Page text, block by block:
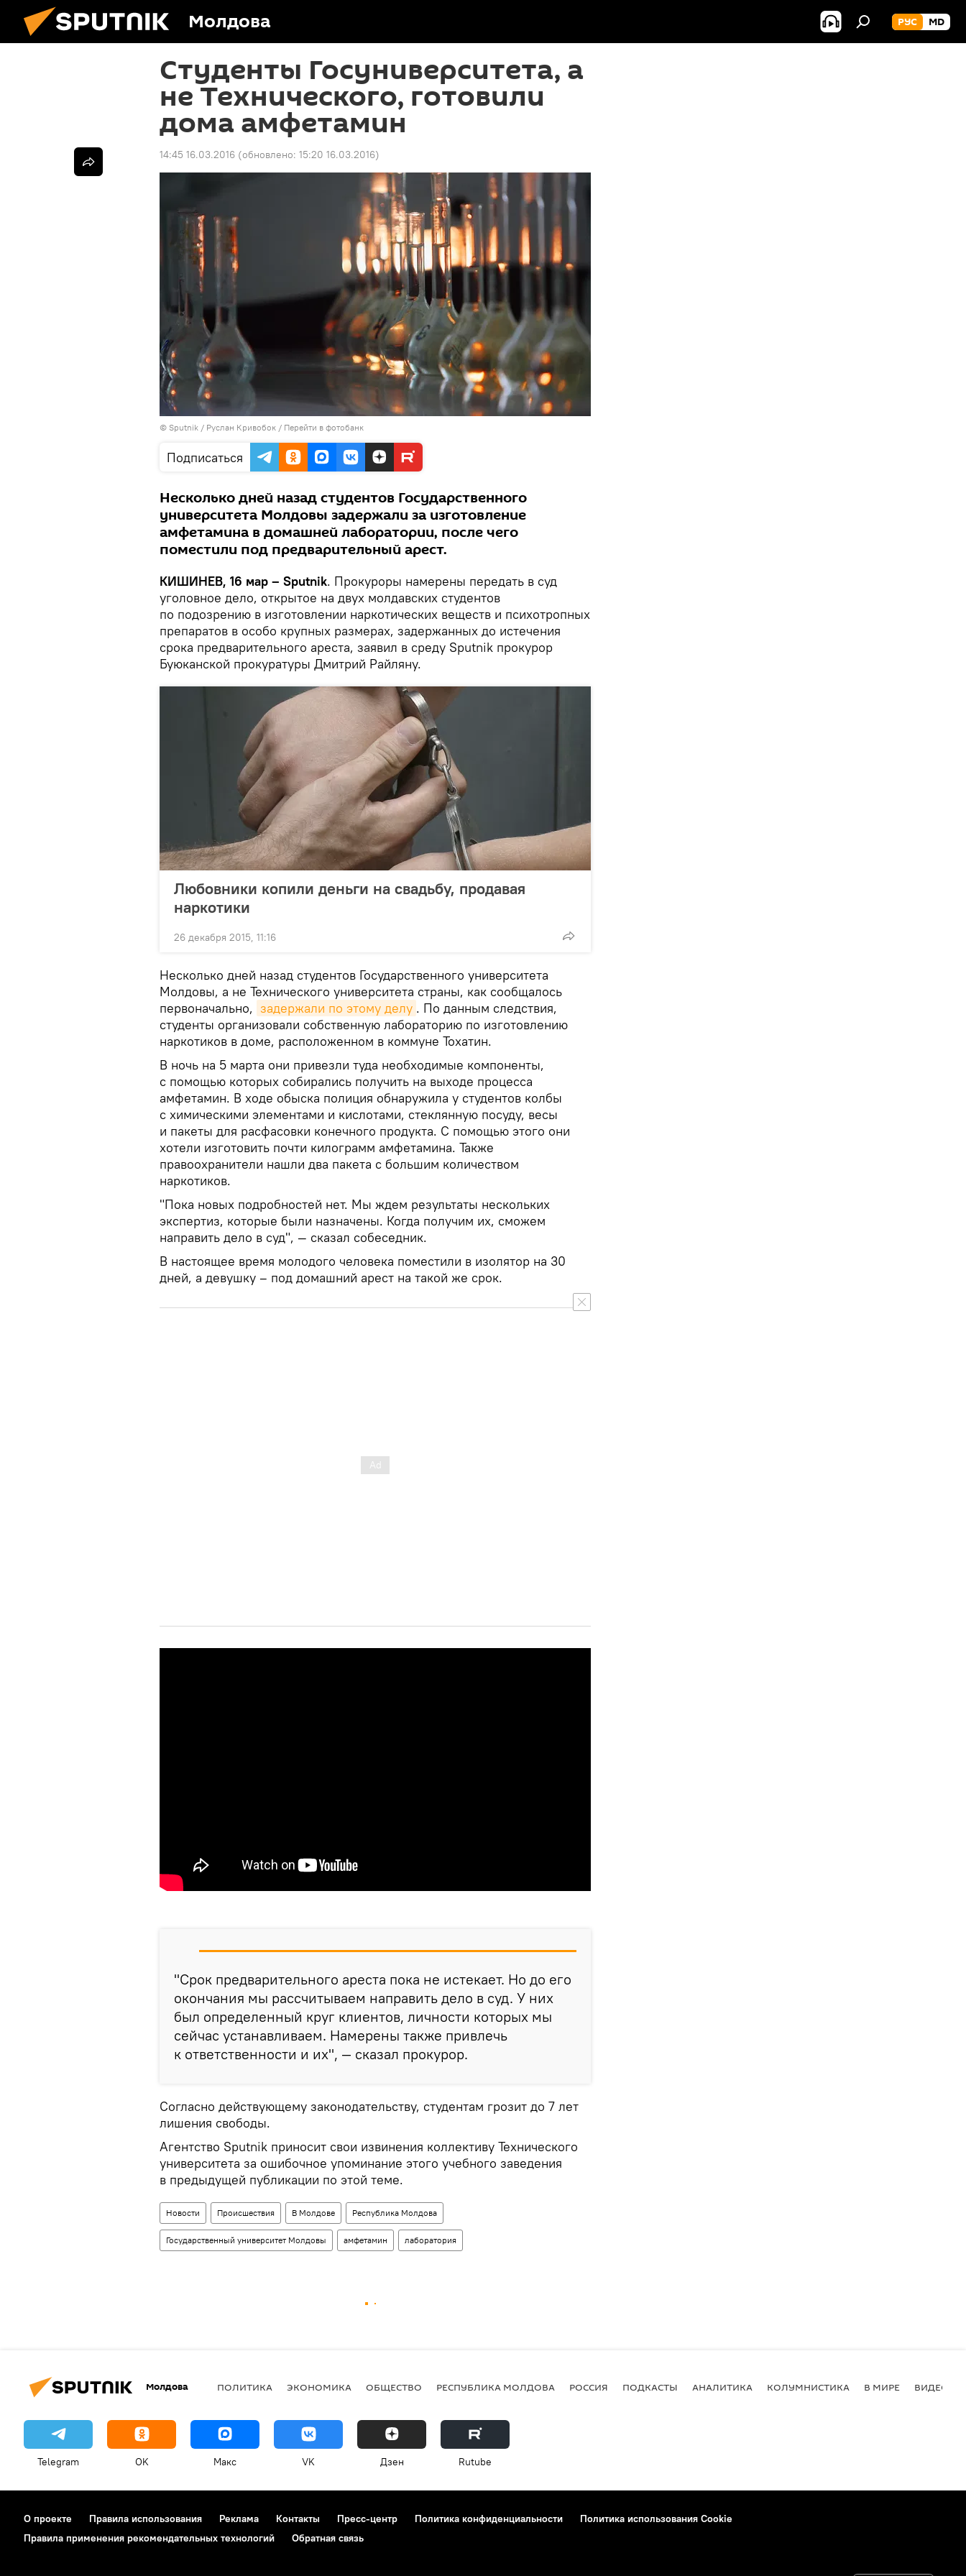
Молдова РУС MD
Студенты Госуниверситета, а
не Технического, готовили
дома амфетамин
14:45 16.03.2016 (обновлено: 15:20 16.03.2016)
© Sputnik / Руслан Кривобок / Перейти в фотобанк
Подписаться
Несколько дней назад студентов Государственного
университета Молдовы задержали за изготовление
амфетамина в домашней лаборатории, после чего
поместили под предварительный арест.
КИШИНЕВ, 16 мар – Sputnik. Прокуроры намерены передать в суд
уголовное дело, открытое на двух молдавских студентов
по подозрению в изготовлении наркотических веществ и психотропных
препаратов в особо крупных размерах, задержанных до истечения
срока предварительного ареста, заявил в среду Sputnik прокурор
Буюканской прокуратуры Дмитрий Райляну.
Любовники копили деньги на свадьбу, продавая
наркотики
26 декабря 2015, 11:16
Несколько дней назад студентов Государственного университета
Молдовы, а не Технического университета страны, как сообщалось
первоначально, задержали по этому делу . По данным следствия,
студенты организовали собственную лабораторию по изготовлению
наркотиков в доме, расположенном в коммуне Тохатин.
В ночь на 5 марта они привезли туда необходимые компоненты,
с помощью которых собирались получить на выходе процесса
амфетамин. В ходе обыска полиция обнаружила у студентов колбы
с химическими элементами и кислотами, стеклянную посуду, весы
и пакеты для расфасовки конечного продукта. С помощью этого они
хотели изготовить почти килограмм амфетамина. Также
правоохранители нашли два пакета с большим количеством
наркотиков.
"Пока новых подробностей нет. Мы ждем результаты нескольких
экспертиз, которые были назначены. Когда получим их, сможем
направить дело в суд", — сказал собеседник.
В настоящее время молодого человека поместили в изолятор на 30
дней, а девушку – под домашний арест на такой же срок.
"Срок предварительного ареста пока не истекает. Но до его
окончания мы рассчитываем направить дело в суд. У них
был определенный круг клиентов, личности которых мы
сейчас устанавливаем. Намерены также привлечь
к ответственности и их", — сказал прокурор.
Согласно действующему законодательству, студентам грозит до 7 лет
лишения свободы.
Агентство Sputnik приносит свои извинения коллективу Технического
университета за ошибочное упоминание этого учебного заведения
в предыдущей публикации по этой теме.
Новости Происшествия В Молдове Республика Молдова
Государственный университет Молдовы амфетамин лаборатория
Молдова ПОЛИТИКА ЭКОНОМИКА ОБЩЕСТВО РЕСПУБЛИКА МОЛДОВА РОССИЯ ПОДКАСТЫ АНАЛИТИКА КОЛУМНИСТИКА В МИРЕ ВИДЕО
Telegram OK Макс VK Дзен Rutube
О проекте Правила использования Реклама Контакты Пресс-центр Политика конфиденциальности
Политика использования Cookie
Правила применения рекомендательных технологий
Обратная связь